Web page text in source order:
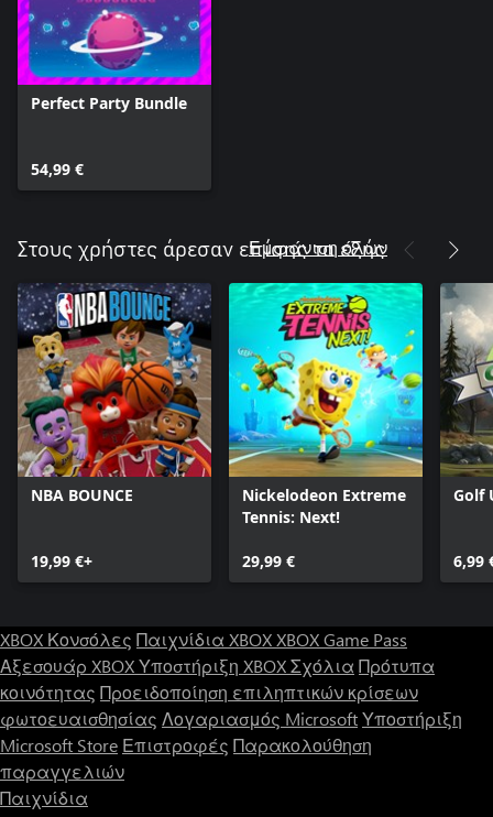
Perfect Party Bundle
54,99 €
Στους χρήστες άρεσαν επίσης τα εξής
Εμφάνιση όλων
NBA BOUNCE
19,99 €+
Nickelodeon Extreme
Tennis: Next!
29,99 €
Golf
6,99
XBOX Κονσόλες Παιχνίδια XBOXXBOX Game Pass
Αξεσουάρ XBOXΥποστήριξη XBOXΣχόλια Πρότυπα
κοινότητας Προειδοποίηση επιληπτικών κρίσεων
φωτοευαισθησίας Λογαριασμός MicrosoftΥποστήριξη
Microsoft Store Επιστροφές Παρακολούθηση
παραγγελιών
Παιχνίδια